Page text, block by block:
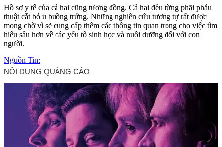
Hồ sơ y tế của cả hai cũng tương đồng. Cả hai đều từng phãi phẫu
thuật cắt bỏ u buồng trứng. Những nghiên cứu tương tự rất được
mong chờ vì sẽ cung cấp thêm các thông tin quan trọng cho việc tìm
hiểu sâu hơn về các yếu tố sinh học và nuôi dưỡng đối với con
người.
Nguồn Tin: